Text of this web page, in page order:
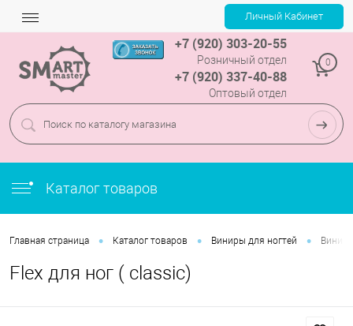
+7 (920) 303-20-55
Розничный отдел
+7 (920) 337-40-88
Оптовый отдел
0
Каталог товаров
Главная страница • Каталог товаров • Виниры для ногтей •
Flex для ног ( classic)